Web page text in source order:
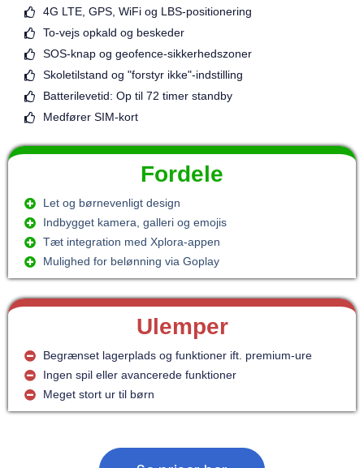
4G LTE, GPS, WiFi og LBS-positionering
To-vejs opkald og beskeder
SOS-knap og geofence-sikkerhedszoner
Skoletilstand og "forstyr ikke"-indstilling
Batterilevetid: Op til 72 timer standby
Medfører SIM-kort
Fordele
Let og børnevenligt design
Indbygget kamera, galleri og emojis
Tæt integration med Xplora-appen
Mulighed for belønning via Goplay
Ulemper
Begrænset lagerplads og funktioner ift. premium-ure
Ingen spil eller avancerede funktioner
Meget stort ur til børn